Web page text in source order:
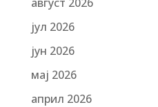
јул 2026
јун 2026
мај 2026
април 2026